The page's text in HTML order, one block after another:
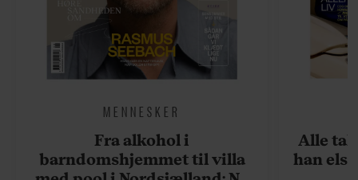
MENNESKER
Fra alkohol i
barndomshjemmet til villa
Alle
han